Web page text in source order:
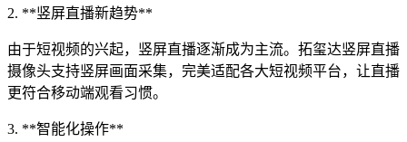
2. **竖屏直播新趋势**
由于短视频的兴起，竖屏直播逐渐成为主流。拓玺达竖屏直播
摄像头支持竖屏画面采集，完美适配各大短视频平台，让直播
更符合移动端观看习惯。
3. **智能化操作**